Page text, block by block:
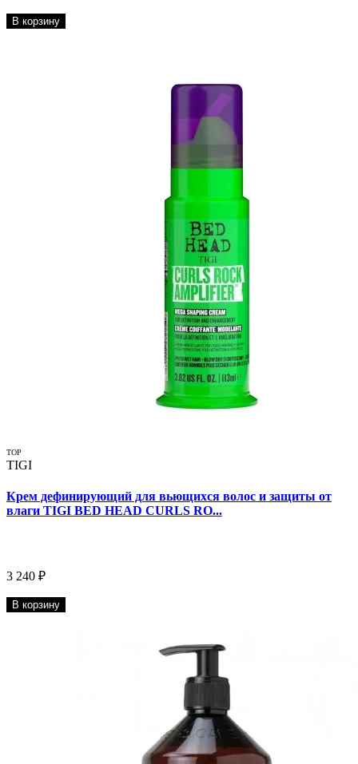
В корзину
TOP
TIGI
Крем дефинирующий для вьющихся волос и защиты от
влаги TIGI BED HEAD CURLS RO...
3 240 ₽
В корзину